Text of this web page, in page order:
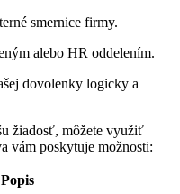
smernice firmy.
alebo HR oddelením.
dovolenky logicky a
žiadosť, môžete využiť
vám poskytuje možnosti:
Popis